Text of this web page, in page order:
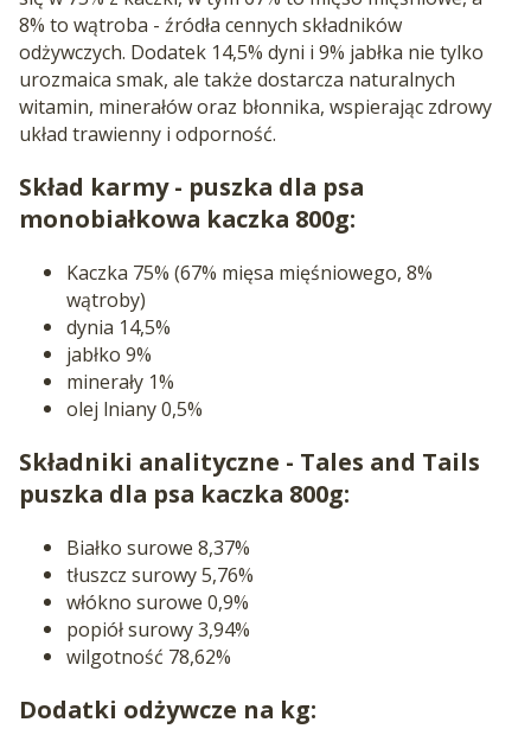
8% to wątroba - źródła cennych składników
odżywczych. Dodatek 14,5% dyni i 9% jabłka nie tylko
urozmaica smak, ale także dostarcza naturalnych
witamin, minerałów oraz błonnika, wspierając zdrowy
układ trawienny i odporność.
Skład karmy - puszka dla psa
monobiałkowa kaczka 800g:
Kaczka 75% (67% mięsa mięśniowego, 8%
wątroby)
dynia 14,5%
jabłko 9%
minerały 1%
olej lniany 0,5%
Składniki analityczne - Tales and Tails
puszka dla psa kaczka 800g:
Białko surowe 8,37%
tłuszcz surowy 5,76%
włókno surowe 0,9%
popiół surowy 3,94%
wilgotność 78,62%
Dodatki odżywcze na kg: